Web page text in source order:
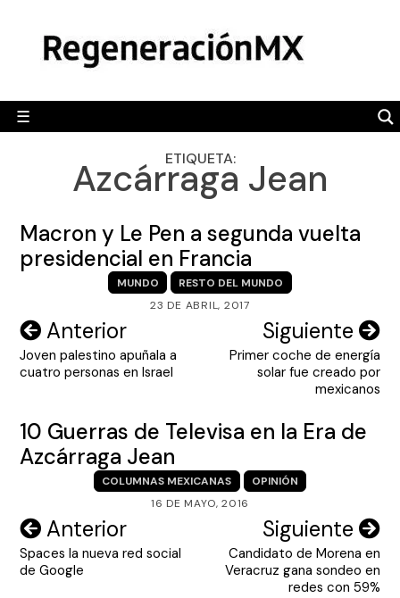
content
☰
POLÍTICA
CAMALEÓN
OPINIÓN
ENGLISH SECTION
VIDEOS
ETIQUETA:
Azcárraga Jean
Macron y Le Pen a segunda vuelta
presidencial en Francia
MUNDO
RESTO DEL MUNDO
23 DE ABRIL, 2017
Navegación
de
Anterior
Joven palestino apuñala a
cuatro personas en Israel
Siguiente
Primer coche de energía
solar fue creado por
mexicanos
10 Guerras de Televisa en la Era de
Azcárraga Jean
COLUMNAS MEXICANAS
OPINIÓN
16 DE MAYO, 2016
Navegación
de
Anterior
Spaces la nueva red social
de Google
Siguiente
Candidato de Morena en
Veracruz gana sondeo en
redes con 59%